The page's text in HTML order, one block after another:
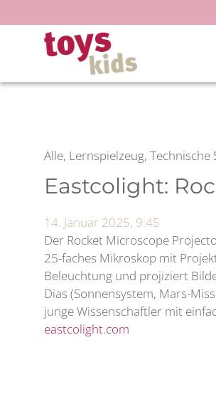
Inhalt
springen
Alle, Lernspielzeug, Technische
Eastcolight:
14. Januar 2025, 9:45
Der Rocket Microscope
25-faches Mikroskop mit
Beleuchtung und projiziert
Dias (Sonnensystem, Mars-
junge Wissenschaftler mit
eastcolight.com